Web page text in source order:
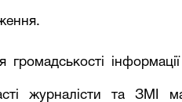
журналісти та ЗМІ